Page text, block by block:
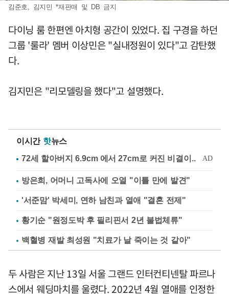
김준호, 김지민 *재판매 및 DB 금지
다이닝 룸 한편엔 아치형 공간이 있었다. 집 구경을 하던
그룹 '룰라' 멤버 이상민은 "실내정원이 있다"고 감탄했
다.
김지민은 "리모델링을 했다"고 설명했다.
이시간 핫뉴스
방은희, 어머니 고독사에 오열 "이틀 만에 발견"
'서준맘' 박세미, 연하 남친과 열애 "결혼 전제"
황기순 "원정도박 후 필리핀서 2년 불법체류"
백혈병 재발 최성원 "치료가 날 죽이는 것 같아"
두 사람은 지난 13일 서울 그랜드 인터컨티넨탈 파르나
스에서 웨딩마치를 울렸다. 2022년 4월 열애를 인정한